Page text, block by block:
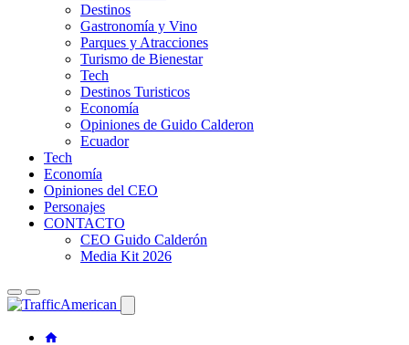
Destinos
Gastronomía y Vino
Parques y Atracciones
Turismo de Bienestar
Tech
Destinos Turisticos
Economía
Opiniones de Guido Calderon
Ecuador
Tech
Economía
Opiniones del CEO
Personajes
CONTACTO
CEO Guido Calderón
Media Kit 2026